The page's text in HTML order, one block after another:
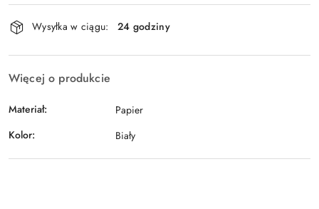
Dostępność
i
dostawa
Wysyłka w ciągu: 24 godziny
Więcej o produkcie
Materiał:
Papier
Kolor:
Biały